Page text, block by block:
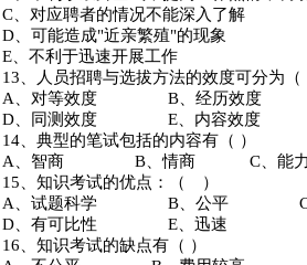
C、对应聘者的情况不能深入了解
D、可能造成"近亲繁殖"的现象
E、不利于迅速开展工作
13、人员招聘与选拔方法的效度可分为（
A、对等效度 B、经历效度
D、同测效度 E、内容效度
14、典型的笔试包括的内容有（ ）
A、智商 B、情商 C、能
15、知识考试的优点：（ ）
A、试题科学 B、公平 C、
D、有可比性 E、迅速
16、知识考试的缺点有（ ）